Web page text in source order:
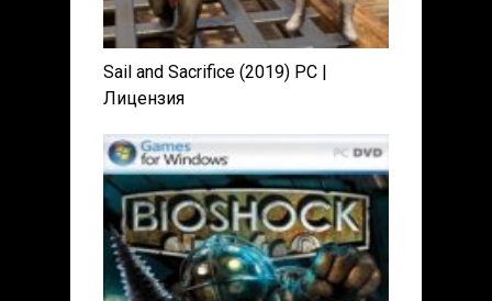
Sail and Sacrifice (2019) PC |
Лицензия